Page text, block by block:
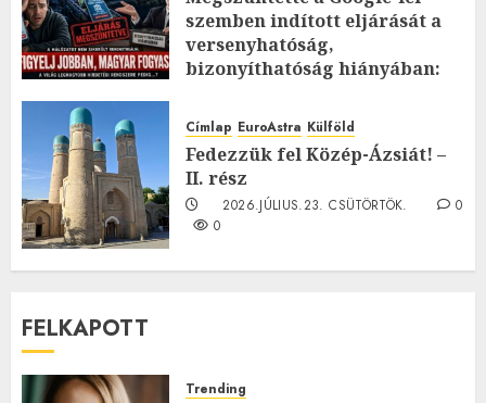
szemben indított eljárását a
versenyhatóság,
bizonyíthatóság hiányában:
2026.JÚLIUS.23. CSÜTÖRTÖK.
0
Címlap EuroAstra Külföld
Fedezzük fel Közép-Ázsiát! –
II. rész
2026.JÚLIUS.23. CSÜTÖRTÖK.
0
0
FELKAPOTT
Trending